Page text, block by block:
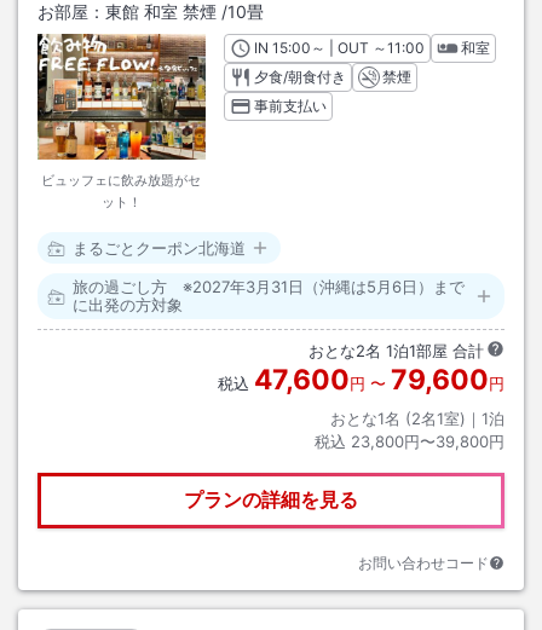
お部屋： 東館 和室 禁煙 /10畳
ビュッフェに飲み放題がセ
ット！
INチェックイン
15:00 ～ | OUT チェックアウト
～11:00
和室
夕食/朝食付き
禁煙
事前支払い
まるごとクーポン北海道
旅の過ごし方 ※2027年3月31日（沖縄は5月6日）まで
に出発の方対象
おとな2名 1泊1部屋 合計
税込 47,600円 〜 79,600円
おとな1名 (2名1室)｜ 1泊
税込 23,800円〜39,800円
プランの詳細を見る
お問い合わせコード